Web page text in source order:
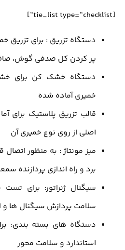
[tie_list type=”checklist”]
دستگاه تزریق : برای تزریق
پر کردن کل صدفی گوش،
دستگاه خشک کن برای
خمیری آماده شده
قالب تزریق پلاستیک برای
اصلی از روی نوع خمیری آن
میز مونتاژ : به منظور
برد و راه اندازی پردازنده
سیگنال ژنراتور: برای
سلامت پردازش سیگنال ها و
دستگاه های بسته بندی:
استاندارد و سلامت محور